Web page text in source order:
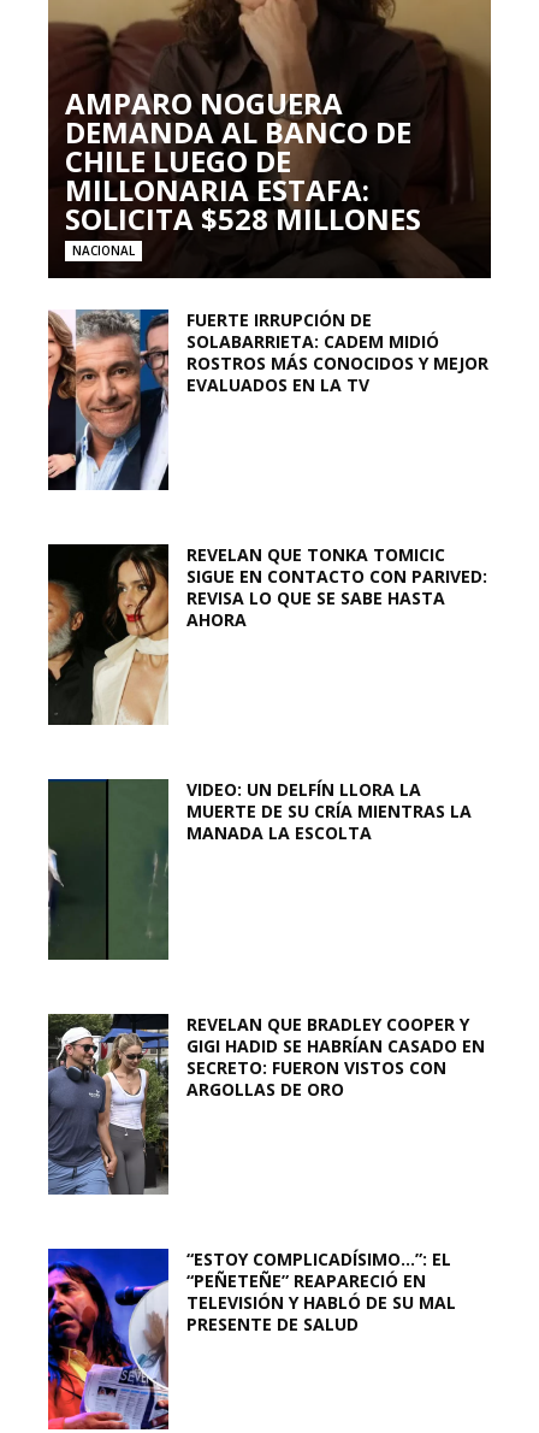
AMPARO NOGUERA
DEMANDA AL BANCO DE
CHILE LUEGO DE
MILLONARIA ESTAFA:
SOLICITA $528 MILLONES
NACIONAL
FUERTE IRRUPCIÓN DE
SOLABARRIETA: CADEM MIDIÓ
ROSTROS MÁS CONOCIDOS Y MEJOR
EVALUADOS EN LA TV
REVELAN QUE TONKA TOMICIC
SIGUE EN CONTACTO CON PARIVED:
REVISA LO QUE SE SABE HASTA
AHORA
VIDEO: UN DELFÍN LLORA LA
MUERTE DE SU CRÍA MIENTRAS LA
MANADA LA ESCOLTA
REVELAN QUE BRADLEY COOPER Y
GIGI HADID SE HABRÍAN CASADO EN
SECRETO: FUERON VISTOS CON
ARGOLLAS DE ORO
“ESTOY COMPLICADÍSIMO…”: EL
“PEÑETEÑE” REAPARECIÓ EN
TELEVISIÓN Y HABLÓ DE SU MAL
PRESENTE DE SALUD